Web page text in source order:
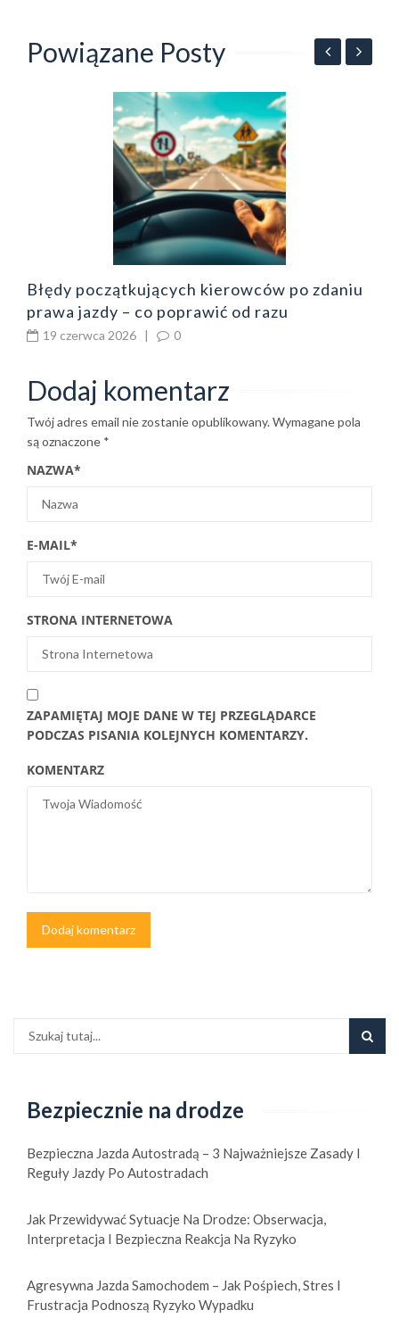
Powiązane Posty
Błędy początkujących kierowców po zdaniu
prawa jazdy – co poprawić od razu
19 czerwca 2026 | 0
Dodaj komentarz
Twój adres email nie zostanie opublikowany.Wymagane pola
są oznaczone *
NAZWA*
E-MAIL*
STRONA INTERNETOWA
ZAPAMIĘTAJ MOJE DANE W TEJ PRZEGLĄDARCE
PODCZAS PISANIA KOLEJNYCH KOMENTARZY.
KOMENTARZ
Bezpiecznie na drodze
Bezpieczna Jazda Autostradą – 3 Najważniejsze Zasady I
Reguły Jazdy Po Autostradach
Jak Przewidywać Sytuacje Na Drodze: Obserwacja,
Interpretacja I Bezpieczna Reakcja Na Ryzyko
Agresywna Jazda Samochodem – Jak Pośpiech, Stres I
Frustracja Podnoszą Ryzyko Wypadku